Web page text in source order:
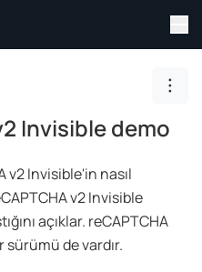
Invisible demo
v2 Invisible'in nasıl
v2 Invisible
açıklar. reCAPTCHA
de vardır.